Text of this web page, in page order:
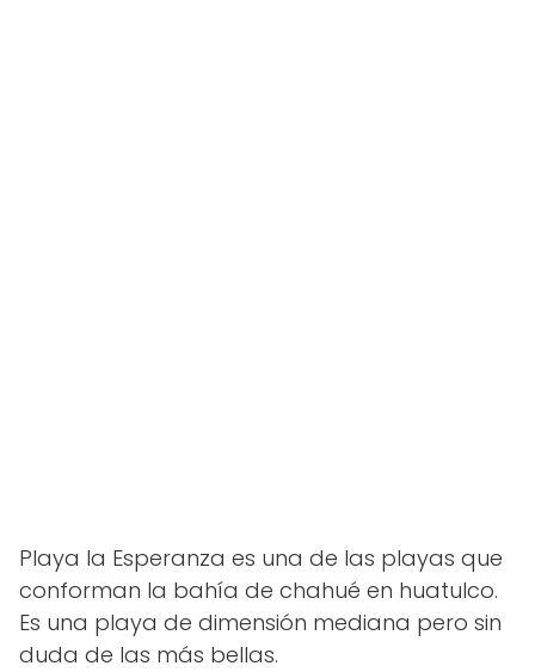
Playa la Esperanza es una de las playas que
conforman la bahía de chahué en huatulco.
Es una playa de dimensión mediana pero sin
duda de las más bellas.